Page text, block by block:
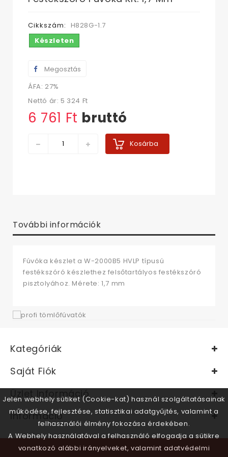
Cikkszám:
H828G-1.7
Készleten
Megosztás
ÁFA: 27%
Nettó ár: 5 324 Ft‎
6 761 Ft‎ bruttó
Kosárba
További információk
Fúvóka készlet a W-2000B5 HVLP típusú
festékszóró készlethez felsőtartályos festékszóró
pisztolyához. Mérete: 1,7 mm
Kategóriák
Saját Fiók
Üzlet Információ
Információ
Jelen webhely sütiket (Cookie-kat) használ szolgáltatásainak
működése, fejlesztése, statisztikai adatgyűjtés, valamint a
felhasználói élmény fokozása érdekében.
A Webhely használatával a felhasználó elfogadja a sütikre
vonatkozó alábbi irányelveket, valamint adatvédelmi